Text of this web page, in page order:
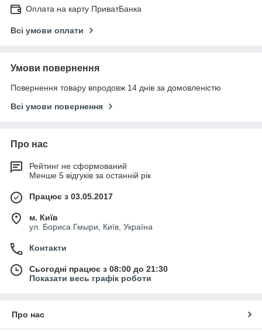
Оплата на карту ПриватБанка
Всі умови оплати
Умови повернення
Повернення товару впродовж 14 днів за домовленістю
Всі умови повернення
Про нас
Рейтинг не сформований
Менше 5 відгуків за останній рік
Працює з 03.05.2017
м. Київ
ул. Бориса Гмыри, Київ, Україна
Контакти
Сьогодні працює з 08:00 до 21:30
Показати весь графік роботи
Про нас